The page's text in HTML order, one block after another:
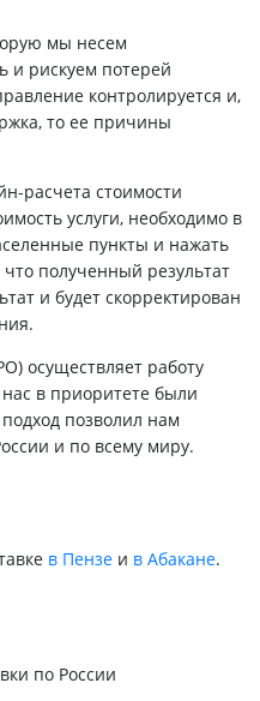
мы несем
и рискуем потерей
контролируется и,
то ее причины
расчета стоимости
услуги, необходимо в
пункты и нажать
полученный результат
и будет скорректирован
осуществляет работу
в приоритете были
позволил нам
и по всему миру.
в Пензе и в Абакане.
по России